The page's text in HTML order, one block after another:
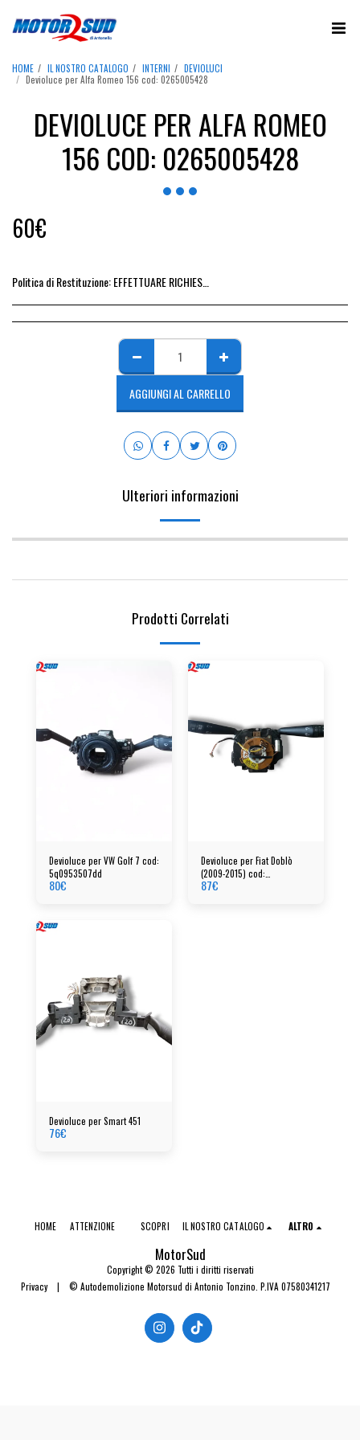
HOME IL NOSTRO CATALOGO INTERNI
DEVIOLUCI
Devioluce per Alfa Romeo 156 cod: 0265005428
DEVIOLUCE PER ALFA ROMEO
156 COD: 0265005428
60€
Politica di Restituzione:EFFETTUARE RICHIESTA DI RESO ENTRO 14 GIORNI DALL&#039;ACQUISTO DEL RICAMBIO, IL RIMBORSO VIENE EMESSO ALLA CONSEGNA DEL RICAMBIO IN SEDE.
AGGIUNGI AL CARRELLO
Ulteriori informazioni
Prodotti Correlati
Devioluce per VW Golf 7 cod:
5q0953507dd
80€
Devioluce per Fiat Doblò
(2009-2015) cod:
07355042960
87€
Devioluce per Smart 451
76€
MotorSud
Copyright © 2026 Tutti i diritti riservati
Privacy| © Autodemolizione Motorsud di Antonio Tonzino. P.IVA 07580341217
HOME ATTENZIONE SCOPRI IL NOSTRO CATALOGO ALTRO